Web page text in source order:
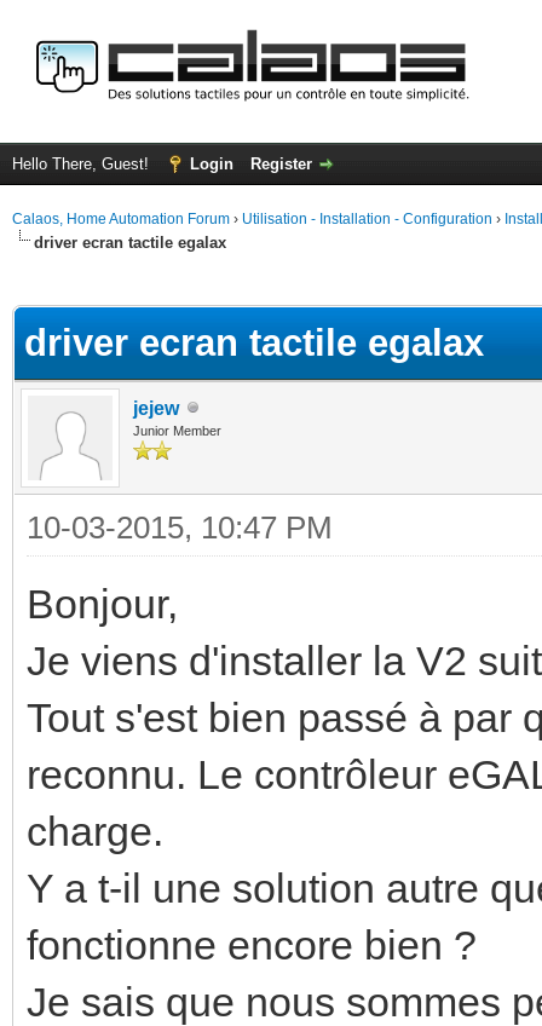
Hello There, Guest! Login Register
Calaos, Home Automation Forum › Utilisation - Installation - Configuration ›
driver ecran tactile egalax
driver ecran tactile egalax
jejew
Junior Member
10-03-2015, 10:47 PM
Bonjour,
Je viens d'installer la V2
Tout s'est bien passé à par
reconnu. Le contrôleur
charge.
Y a t-il une solution autre
fonctionne encore bien ?
Je sais que nous sommes